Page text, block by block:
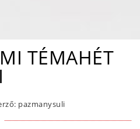
TÉMAHÉT
pazmanysuli